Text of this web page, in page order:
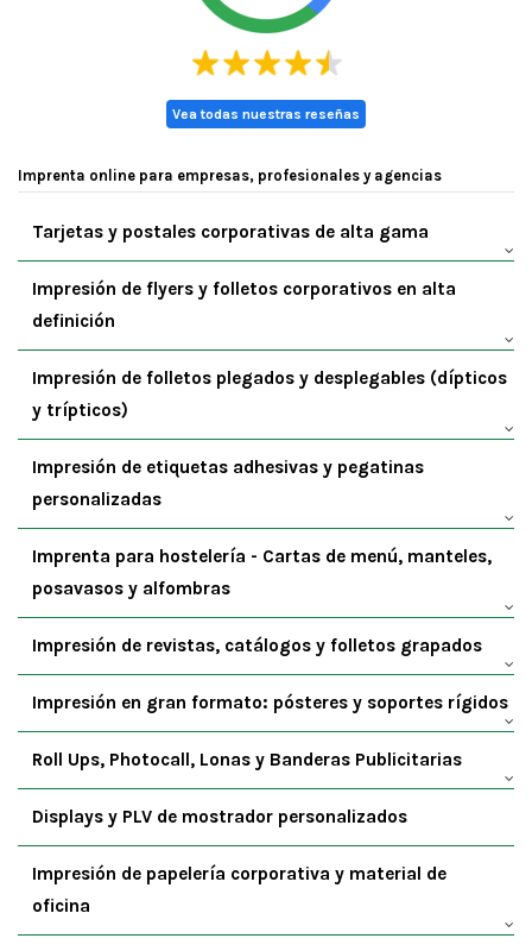
Vea todas nuestras reseñas
Imprenta online para empresas, profesionales y agencias
Tarjetas y postales corporativas de alta gama
Impresión de flyers y folletos corporativos en alta
definición
Impresión de folletos plegados y desplegables (dípticos
y trípticos)
Impresión de etiquetas adhesivas y pegatinas
personalizadas
Imprenta para hostelería - Cartas de menú, manteles,
posavasos y alfombras
Impresión de revistas, catálogos y folletos grapados
Impresión en gran formato: pósteres y soportes rígidos
Roll Ups, Photocall, Lonas y Banderas Publicitarias
Displays y PLV de mostrador personalizados
Impresión de papelería corporativa y material de
oficina